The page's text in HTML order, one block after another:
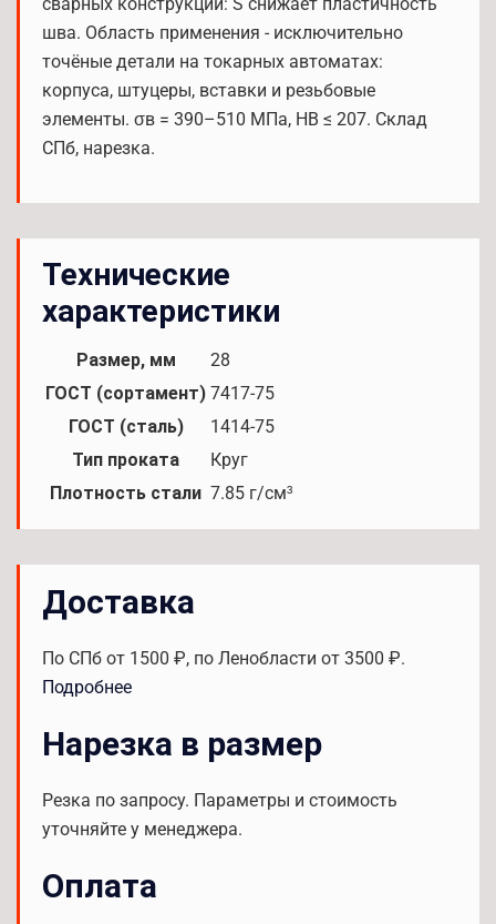
шва. Область применения - исключительно
точёные детали на токарных автоматах:
корпуса, штуцеры, вставки и резьбовые
элементы. σв = 390–510 МПа, HB ≤ 207. Склад
СПб, нарезка.
Технические
характеристики
Размер, мм
28
ГОСТ (сортамент) 7417-75
ГОСТ (сталь)
1414-75
Тип проката
Круг
Плотность стали 7.85 г/см³
Доставка
По СПб от 1500 ₽, по Ленобласти от 3500 ₽.
Подробнее
Нарезка в размер
Резка по запросу. Параметры и стоимость
уточняйте у менеджера.
Оплата